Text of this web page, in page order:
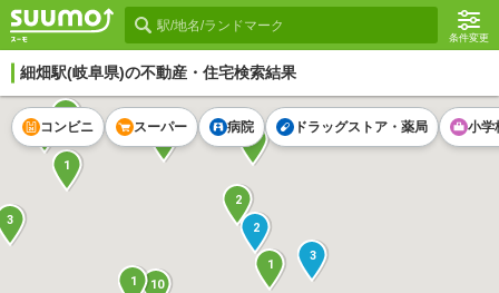
条件変更
細畑駅(岐阜県)の不動産・住宅検索結果
10
2
1
1
1
1
2
1
3
3
コンビニ スーパー 病院 ドラッグストア・薬局 小学